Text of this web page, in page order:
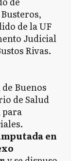
de la UF
Judicial
Rivas.
Buenos
de Salud
para
en